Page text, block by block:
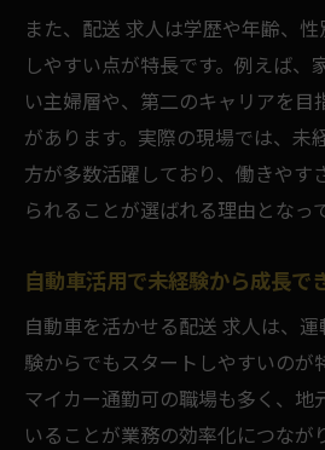
また、配送 求人は学歴や年齢、
しやすい点が特長です。例えば、
い主婦層や、第二のキャリアを目
があります。実際の現場では、未
方が多数活躍しており、働きやす
られることが選ばれる理由となっ
自動車活用で未経験から成長で
自動車を活かせる配送 求人は、
験からでもスタートしやすいのが
マイカー通勤可の職場も多く、地
いることが業務の効率化につなが